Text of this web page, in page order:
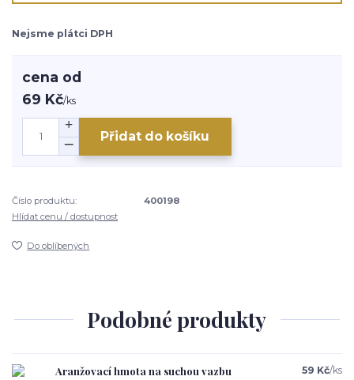
Nejsme plátci DPH
cena od
69 Kč/ks
Přidat do košíku
Číslo produktu:
400198
Hlídat cenu / dostupnost
Do oblíbených
Podobné produkty
Aranžovací hmota na suchou vazbu 59 Kč/ks